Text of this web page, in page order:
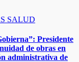
SALUD
Presidente
de obras en
administrativa de